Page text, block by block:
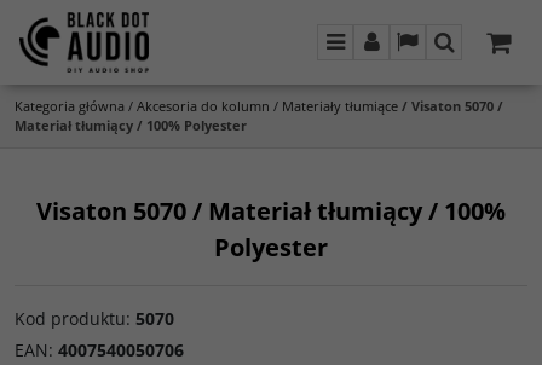
MenuPanel LangSzukaj
Kategoria główna / Akcesoria do kolumn / Materiały tłumiące / Visaton 5070 /
Materiał tłumiący / 100% Polyester
Visaton 5070 / Materiał tłumiący / 100%
Polyester
Kod produktu: 5070
EAN: 4007540050706